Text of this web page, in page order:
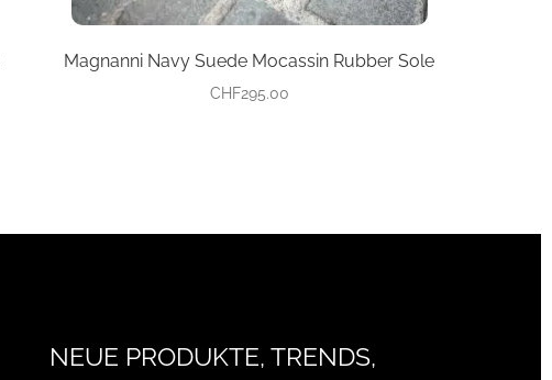
Magnanni Navy Suede Mocassin Rubber Sole
CHF295.00
NEUE PRODUKTE, TRENDS,